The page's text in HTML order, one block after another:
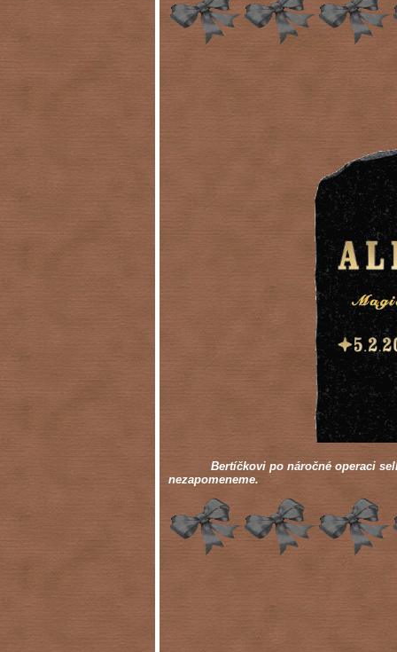
Bertíčkovi po náročné operaci
nezapomeneme.